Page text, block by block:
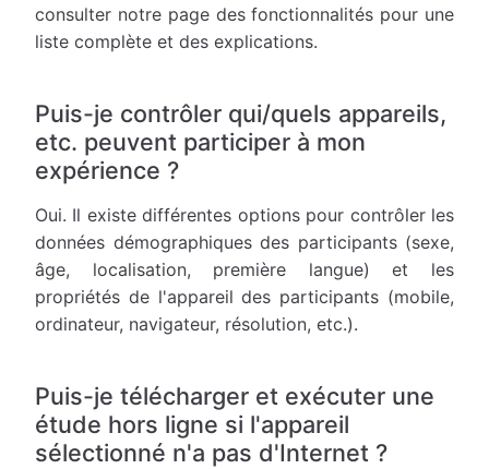
consulter notre page des fonctionnalités pour une
liste complète et des explications.
Puis-je contrôler qui/quels appareils,
etc. peuvent participer à mon
expérience ?
Oui. Il existe différentes options pour contrôler les
données démographiques des participants (sexe,
âge, localisation, première langue) et les
propriétés de l'appareil des participants (mobile,
ordinateur, navigateur, résolution, etc.).
Puis-je télécharger et exécuter une
étude hors ligne si l'appareil
sélectionné n'a pas d'Internet ?